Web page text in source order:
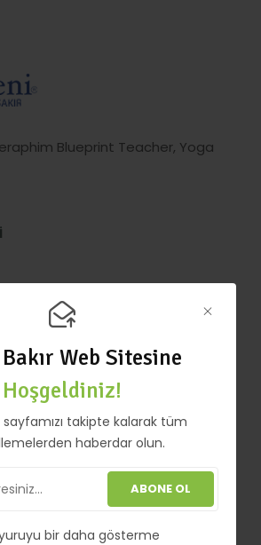
Web Sitesine
Hoşgeldiniz!
takipte kalarak tüm
haberdar olun.
ABONE OL
bir daha gösterme
Blueprint Teacher, Yoga